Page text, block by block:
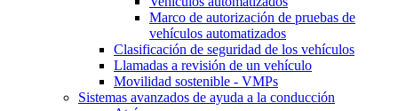
Marco de autorización de pruebas de
vehículos automatizados
Clasificación de seguridad de los vehículos
Llamadas a revisión de un vehículo
Movilidad sostenible - VMPs
Sistemas avanzados de ayuda a la conducción